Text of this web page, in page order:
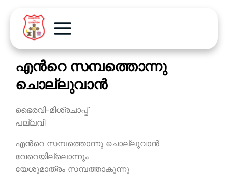
എന്‍റെ സമ്പത്തൊന്നു
ചൊല്ലുവാന്‍
ഭൈരവി-മിശ്രചാപ്പ്
പല്ലവി
എന്‍റെ സമ്പത്തൊന്നു ചൊല്ലുവാന്‍
വേറെയില്ലൊന്നും
യേശുമാത്രം സമ്പത്താകുന്നു